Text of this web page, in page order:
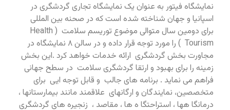
نمایشگاه فیتور به عنوان یک نمایشگاه تجاری گردشگری در
اسپانیا و جهان شناخته شده است که در صحنه بین المللی
برای دومین سال متوالی موضوع توریسم سلامت ( Health
Tourism ) را مورد توجه قرار داده و در سالن ۸ نمایشگاه در
مجاورت بخش گردشگری ارائه خدمات خواهد کرد .این بخش
زمینه را برای بهبود و ارتقا گردشگری سلامت در سطح جهانی
فراهم می نماید . برنامه های جالب و قابل توجه ایی برای
متخصصین، نمایندگان و ارگانهای علاقمند مانند بیمارستانها ،
درمانگا هها ، استراحتگا ه ها ، مقاصد ، زنجیره های گردشگری